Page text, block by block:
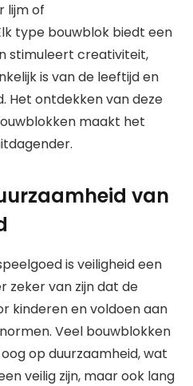
lijm of
type bouwblok biedt een
stimuleert creativiteit,
is van de leeftijd en
Het ontdekken van deze
maakt het
van
is veiligheid een
zeker van zijn dat de
kinderen en voldoen aan
Veel bouwblokken
op duurzaamheid, wat
veilig zijn, maar ook lang